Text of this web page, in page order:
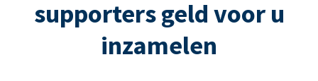
supporters geld voor u
inzamelen